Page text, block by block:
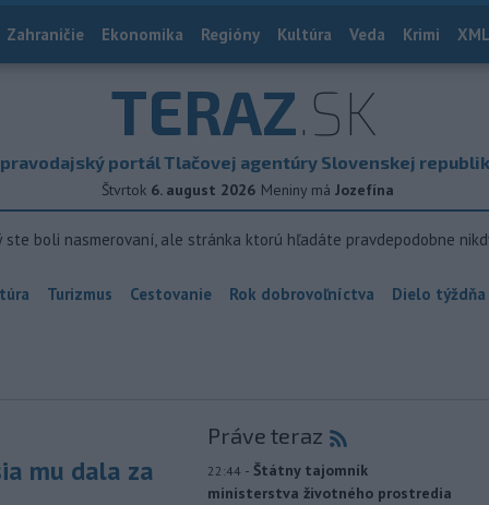
Zahraničie Ekonomika Regióny Kultúra Veda Krimi
TERAZ.SK
portál Tlačovej agentúry Slovenskej
Štvrtok 6. august 2026 Meniny má Jozefína
ste boli nasmerovaní, ale stránka ktorú hľadáte pravdepodobne
Turizmus Cestovanie Rok dobrovoľníctva Dielo týždňa
mu dala za
Práve teraz
22:44 - Štátny tajomník
ministerstva životného prostredia